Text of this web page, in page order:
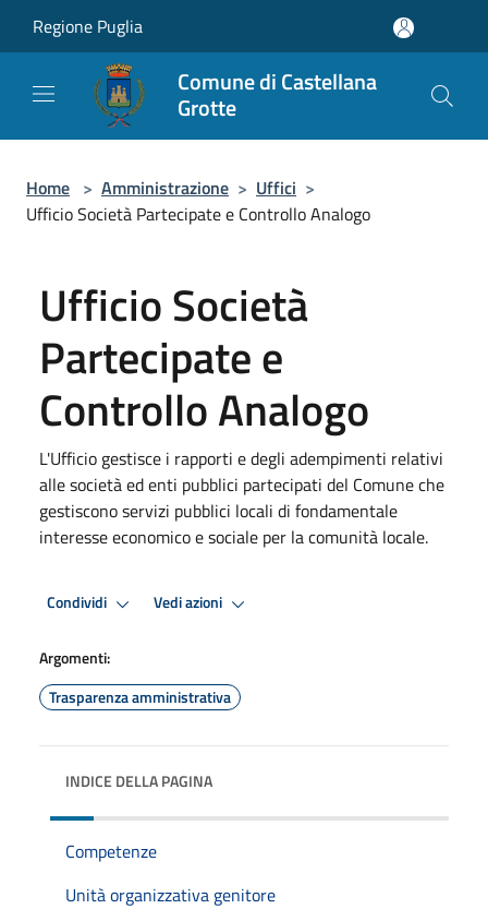
Regione Puglia
Comune di Castellana
Grotte
Home > Amministrazione > Uffici >
Ufficio Società Partecipate e Controllo Analogo
Ufficio Società
Partecipate e
Controllo Analogo
L'Ufficio gestisce i rapporti e degli adempimenti relativi
alle società ed enti pubblici partecipati del Comune che
gestiscono servizi pubblici locali di fondamentale
interesse economico e sociale per la comunità locale.
Condividi Vedi azioni
Argomenti:
Trasparenza amministrativa
INDICE DELLA PAGINA
Competenze
Unità organizzativa genitore